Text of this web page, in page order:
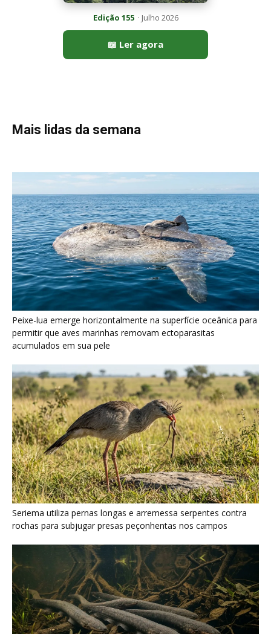
Peixe-lua emerge horizontalmente na superfície oceânica para
permitir que aves marinhas removam ectoparasitas
Seriema utiliza pernas longas e arremessa serpentes contra
rochas para subjugar presas peçonhentas nos campos
Poraquê sincroniza descargas elétricas em grupo para
amplificar campo elétrico e atordoar cardumes de peixes
maiores na Amazônia